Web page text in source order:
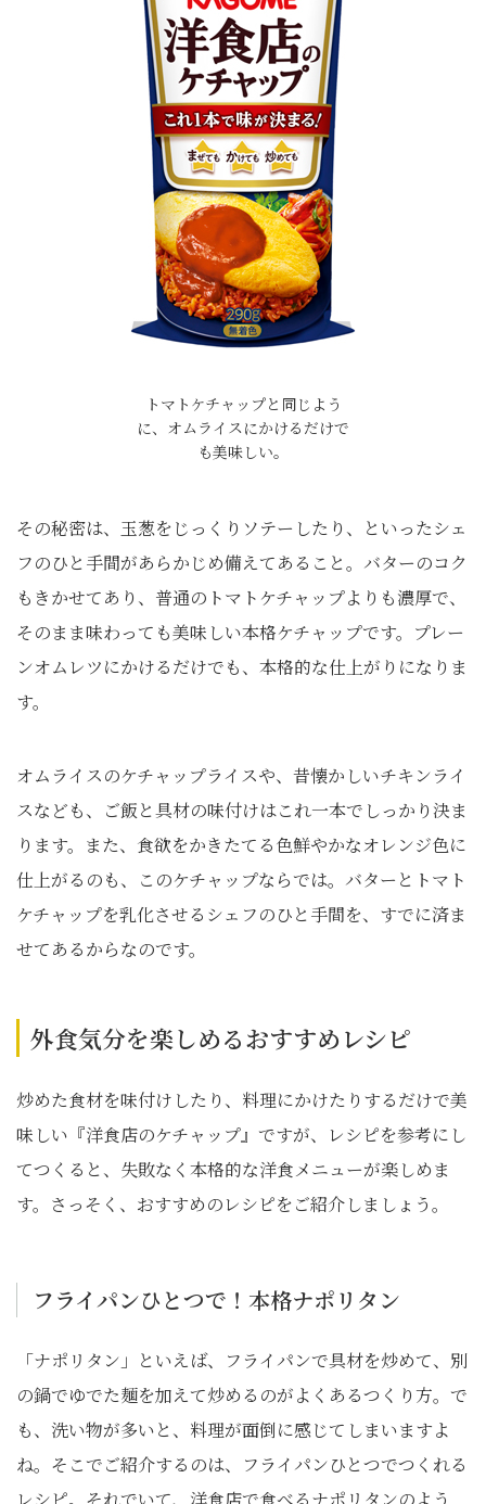
トマトケチャップと同じよう
に、オムライスにかけるだけで
も美味しい。
その秘密は、玉葱をじっくりソテーしたり、といったシェ
フのひと手間があらかじめ備えてあること。バターのコク
もきかせてあり、普通のトマトケチャップよりも濃厚で、
そのまま味わっても美味しい本格ケチャップです。プレー
ンオムレツにかけるだけでも、本格的な仕上がりになりま
す。
オムライスのケチャップライスや、昔懐かしいチキンライ
スなども、ご飯と具材の味付けはこれ一本でしっかり決ま
ります。また、食欲をかきたてる色鮮やかなオレンジ色に
仕上がるのも、このケチャップならでは。バターとトマト
ケチャップを乳化させるシェフのひと手間を、すでに済ま
せてあるからなのです。
外食気分を楽しめるおすすめレシピ
炒めた食材を味付けしたり、料理にかけたりするだけで美
味しい『洋食店のケチャップ』ですが、レシピを参考にし
てつくると、失敗なく本格的な洋食メニューが楽しめま
す。さっそく、おすすめのレシピをご紹介しましょう。
フライパンひとつで！本格ナポリタン
「ナポリタン」といえば、フライパンで具材を炒めて、別
の鍋でゆでた麺を加えて炒めるのがよくあるつくり方。で
も、洗い物が多いと、料理が面倒に感じてしまいますよ
ね。そこでご紹介するのは、フライパンひとつでつくれる